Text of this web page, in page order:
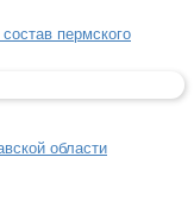
пермского
области